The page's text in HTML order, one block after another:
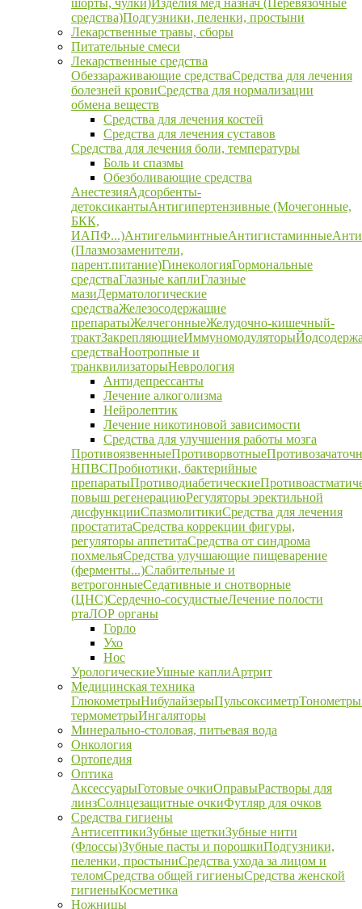
шорты, чулки)Изделия мед назнач (Перевязочные
средства)Подгузники, пеленки, простыни
Лекарственные травы, сборы
Питательные смеси
Лекарственные средства
Обеззараживающие средстваСредства для лечения
болезней кровиСредства для нормализации
обмена веществ
Средства для лечения костей
Средства для лечения суставов
Средства для лечения боли, температуры
Боль и спазмы
Обезболивающие средства
АнестезияАдсорбенты-
детоксикантыАнтигипертензивные (Мочегонные,
БКК,
ИАПФ...)АнтигельминтныеАнтигистаминные
(Плазмозаменители,
парент.питание)ГинекологияГормональные
средстваГлазные каплиГлазные
мазиДерматологические
средстваЖелезосодержащие
препаратыЖелчегонныеЖелудочно-кишечный-
трактЗакрепляющиеИммуномодуляторы
средстваНоотропные и
транквилизаторыНеврология
Антидепрессанты
Лечение алкоголизма
Нейролептик
Лечение никотиновой зависимости
Средства для улучшения работы мозга
ПротивоязвенныеПротиворвотные
НПВСПробиотики, бактерийные
препаратыПротиводиабетические
повыш регенерациюРегуляторы эректильной
дисфункцииСпазмолитикиСредства для лечения
простатитаСредства коррекции фигуры,
регуляторы аппетитаСредства от синдрома
похмельяСредства улучшающие пищеварение
(ферменты...)Слабительные и
ветрогонныеСедативные и снотворные
(ЦНС)Сердечно-сосудистыеЛечение полости
ртаЛОР органы
Горло
Ухо
Нос
УрологическиеУшные каплиАртрит
Медицинская техника
ГлюкометрыНибулайзерыПульсоксиметрТонометры
термометрыИнгаляторы
Минерально-столовая, питьевая вода
Онкология
Ортопедия
Оптика
АксессуарыГотовые очкиОправыРастворы для
линзСолнцезащитные очкиФутляр для очков
Средства гигиены
АнтисептикиЗубные щеткиЗубные нити
(Флоссы)Зубные пасты и порошкиПодгузники,
пеленки, простыниСредства ухода за лицом и
теломСредства общей гигиеныСредства женской
гигиеныКосметика
Ножницы